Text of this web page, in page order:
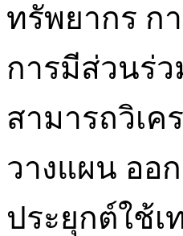
ทรัพยากร ก
การมีส่วนร่
สามารถวิเ
วางแผน ออ
ประยุกต์ใช้